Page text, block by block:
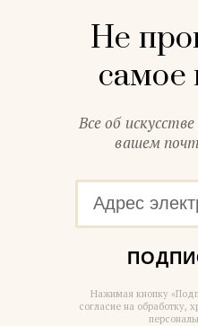
Не
самое
Все об
вашем
Нажимая кнопку
согласие на обработку,